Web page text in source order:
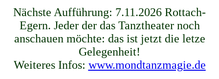
Nächste Aufführung: 7.11.2026 Rottach-
Egern. Jeder der das Tanztheater noch
anschauen möchte: das ist jetzt die letze
Gelegenheit!
Weiteres Infos: www.mondtanzmagie.de